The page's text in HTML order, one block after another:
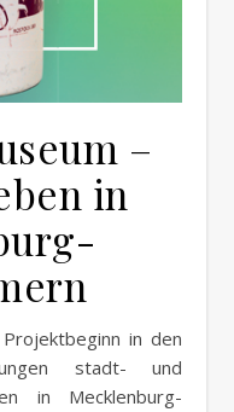
–
in
stadt- und
in Mecklenburg-